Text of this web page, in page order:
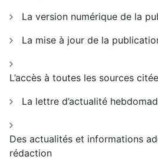
La version numérique de la
La mise à jour de la
L’accès à toutes les sources
La lettre d’actualité
Des actualités et informations
rédaction